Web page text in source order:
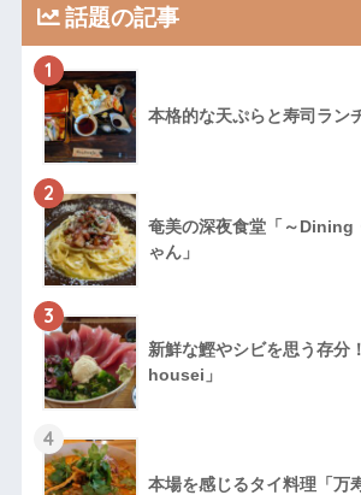
話題の記事
1
本格的な天ぷらと寿司ラン
2
奄美の深夜食堂「～Dining
ゃん」
3
新鮮な鰹やシビを思う存分
housei」
4
本場を感じるタイ料理「万